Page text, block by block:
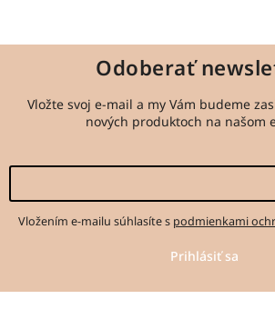
Odoberať
Vložte svoj e-mail a my Vám budeme
nových produktoch na našom
Vložením e-mailu súhlasíte s podmienkami
Prihlásiť sa